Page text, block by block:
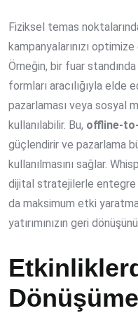
Fiziksel temas
kampanyalarınızı
Örneğin, bir fuar
formları aracılığıyla
pazarlaması veya sosyal
kullanılabilir. Bu, offline-
güçlendirir ve pazarlama
kullanılmasını sağlar.
dijital stratejilerle entegre
da maksimum etki
yatırımınızın geri
Dönüşüme